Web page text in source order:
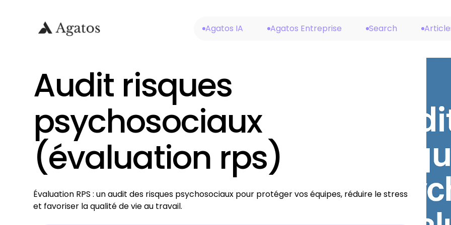
Agatos IA Agatos Entreprise Search
Audit risques
psychosociaux
(évaluation rps)
Évaluation RPS : un audit des risques psychosociaux pour protéger vos équipes, réduire le stress
et favoriser la qualité de vie au travail.